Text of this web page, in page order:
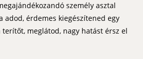
személy asztal
adod, érdemes kiegészítened egy
meglátod, nagy hatást érsz el